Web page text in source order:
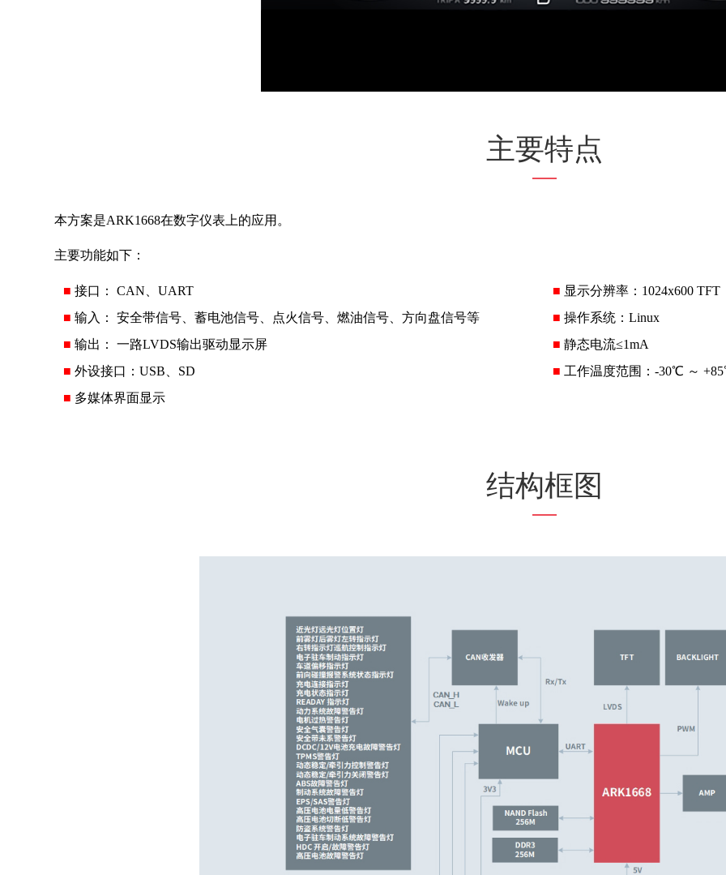
主要特点
本方案是ARK1668在数字仪表上的应用。
主要功能如下：
■接口： CAN、UART
■输入： 安全带信号、蓄电池信号、点火信号、燃油信号、方向盘信号等
■输出： 一路LVDS输出驱动显示屏
■外设接口：USB、SD
■ 多媒体界面显示
■ 显示分辨率：1024x600 TFT
■操作系统：Linux
■静态电流≤1mA
■ 工作温度范围：-30℃ ～
结构框图